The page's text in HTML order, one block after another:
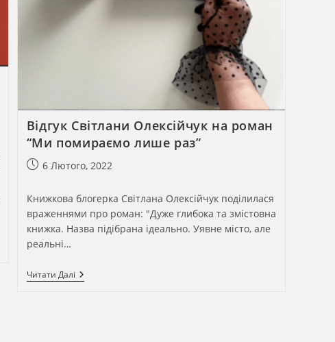
Відгук Світлани Олексійчук на роман
“Ми помираємо лише раз”
Запис6 Лютого, 2022
Книжкова блогерка Світлана Олексійчук поділилася
враженнями про роман: "Дуже глибока та змістовна
книжка. Назва підібрана ідеально. Уявне місто, але
реальні…
Читати ДаліВідгук
Світлани